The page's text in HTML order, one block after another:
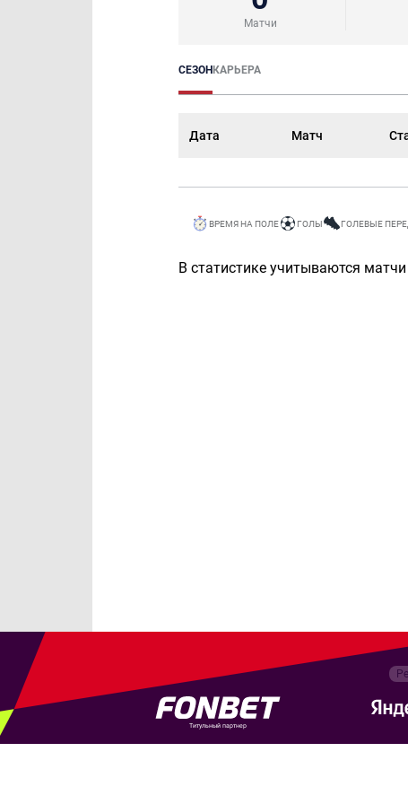
Матчи
СЕЗОНКАРЬЕРА
Дата Матч
ВРЕМЯ НА ПОЛЕ ГОЛЫ ГОЛЕВЫЕ
В статистике учитываются
Титульный партнер